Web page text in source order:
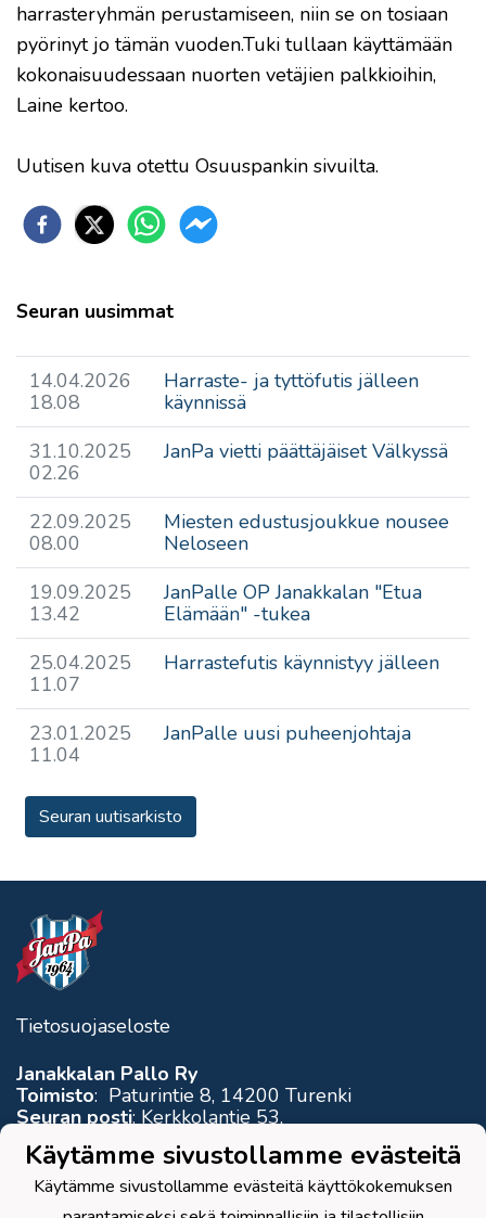
harrasteryhmän perustamiseen, niin se on tosiaan
pyörinyt jo tämän vuoden.Tuki tullaan käyttämään
kokonaisuudessaan nuorten vetäjien palkkioihin,
Laine kertoo.
Uutisen kuva otettu Osuuspankin sivuilta.
Seuran uusimmat
14.04.2026
18.08
Harraste- ja tyttöfutis jälleen
käynnissä
31.10.2025
02.26
JanPa vietti päättäjäiset Välkyssä
22.09.2025
08.00
Miesten edustusjoukkue nousee
Neloseen
19.09.2025
13.42
JanPalle OP Janakkalan "Etua
Elämään" -tukea
25.04.2025
11.07
Harrastefutis käynnistyy jälleen
23.01.2025
11.04
JanPalle uusi puheenjohtaja
Seuran uutisarkisto
Tietosuojaseloste
Janakkalan Pallo Ry
Toimisto: Paturintie 8, 14200 Turenki
Seuran posti: Kerkkolantie 53,
14200 Turenki
Sähköposti: janpa1964(at)gmail.com
Yhdistysrekisteritunnus : 89.409
Y-tunnus
: 0625000-0
Käytämme sivustollamme evästeitä
Käytämme sivustollamme evästeitä käyttökokemuksen